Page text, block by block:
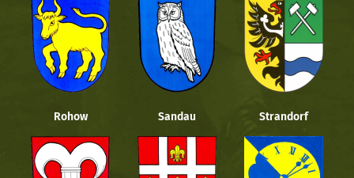
Rohow Sandau Strandorf